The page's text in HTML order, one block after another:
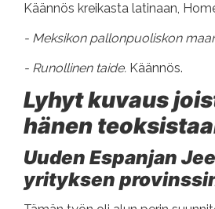
Käännös kreikasta latinaan,
- Meksikon pallonpuoliskon
- Runollinen taide. Käännös.
Lyhyt kuvaus
hänen
Uuden Espanjan
yrityksen